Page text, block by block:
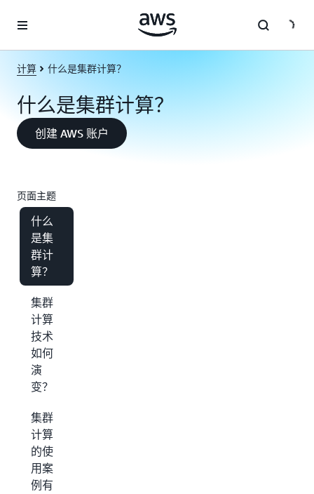
计算 什么是集群计算？
什么是集群计算？
创建 AWS 账户
页面主题
什么
是集
群计
算？
集群
计算
技术
如何
演
变？
集群
计算
的使
用案
例有